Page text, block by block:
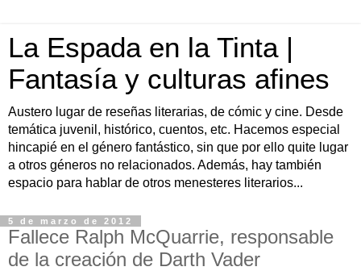
La Espada en la Tinta |
Fantasía y culturas afines
Austero lugar de reseñas literarias, de cómic y cine. Desde
temática juvenil, histórico, cuentos, etc. Hacemos especial
hincapié en el género fantástico, sin que por ello quite lugar
a otros géneros no relacionados. Además, hay también
espacio para hablar de otros menesteres literarios...
5 de marzo de 2012
Fallece Ralph McQuarrie, responsable
de la creación de Darth Vader